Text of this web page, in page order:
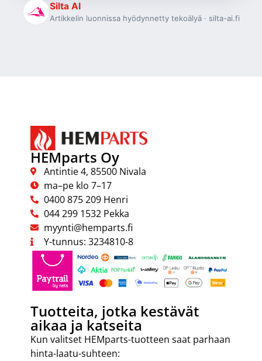
Silta AI
Artikkelin luonnissa hyödynnetty tekoälyä · silta-ai.fi
HEMparts Oy
Antintie 4, 85500 Nivala
ma–pe klo 7–17
0400 875 209 Henri
044 299 1532 Pekka
myynti@hemparts.fi
Y-tunnus: 3234810-8
Tuotteita, jotka kestävät
aikaa ja katseita
Kun valitset HEMparts-tuotteen saat parhaan
hinta-laatu-suhteen: